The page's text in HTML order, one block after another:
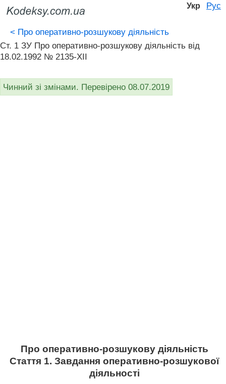
Укр Рус
< Про оперативно-розшукову діяльність
Ст. 1 ЗУ Про оперативно-розшукову діяльність вiд
18.02.1992 № 2135-XII
Чинний зі змінами. Перевірено 08.07.2019
Про оперативно-розшукову діяльність
Стаття 1. Завдання оперативно-розшукової
діяльності